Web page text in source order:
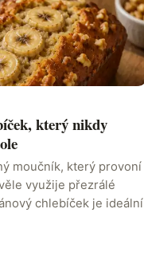
který nikdy
moučník, který provoní
využije přezrálé
chlebíček je ideální